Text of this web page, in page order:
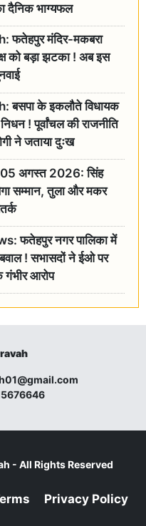
दैनिक भाग्यफल
फतेहपुर मंदिर-मकबरा
को बड़ा झटका ! अब इस
बसपा के इकलौते विधायक
! पूर्वांचल की राजनीति
ने जताया दुःख
अगस्त 2026: सिंह
सम्मान, तुला और मकर
फतेहपुर नगर पालिका में
! सभासदों ने ईओ पर
गंभीर आरोप
- All Rights Reserved
Privacy Policy